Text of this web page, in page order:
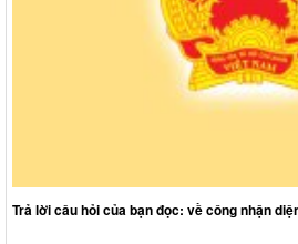
Trả lời câu hỏi của bạn đọc: về công nhận